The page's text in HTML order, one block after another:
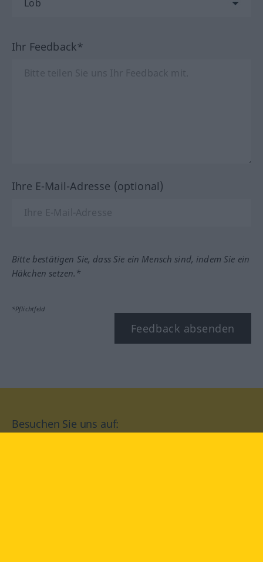
Ihr Feedback*
Ihre E-Mail-Adresse (optional)
Bitte bestätigen Sie, dass Sie ein Mensch sind, indem Sie ein
Häkchen setzen.*
*Pflichtfeld
Feedback absenden
Besuchen Sie uns auf: